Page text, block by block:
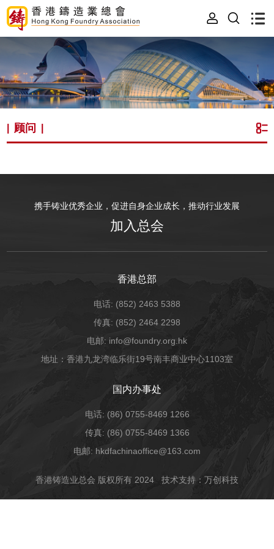
顾问
携手铸业优秀企业，促进自身企业成长，推动行业发展
加入总会
香港总部
电话: (852) 2463 5388
传真: (852) 2464 2298
电邮: info@foundry.org.hk
地址：香港九龙湾临乐街19号南丰商业中心1103室
国内办事处
电话: (86) 0755-8469 1266
传真: (86) 0755-8469 1366
电邮: hkdfachinaoffice@163.com
香港铸造业总会 版权所有 2024 技术支持：万创科技